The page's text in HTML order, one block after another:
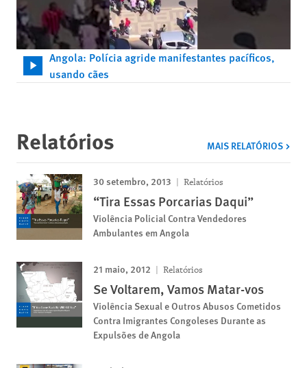
Angola: Polícia agride manifestantes pacíficos,
usando cães
Relatórios MAIS RELATÓRIOS
30 setembro, 2013 Relatórios
“Tira Essas Porcarias Daqui”
Violência Policial Contra Vendedores
Ambulantes em Angola
21 maio, 2012 Relatórios
Se Voltarem, Vamos Matar-vos
Violência Sexual e Outros Abusos Cometidos
Contra Imigrantes Congoleses Durante as
Expulsões de Angola